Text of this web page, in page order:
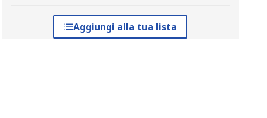
Aggiungi alla tua lista